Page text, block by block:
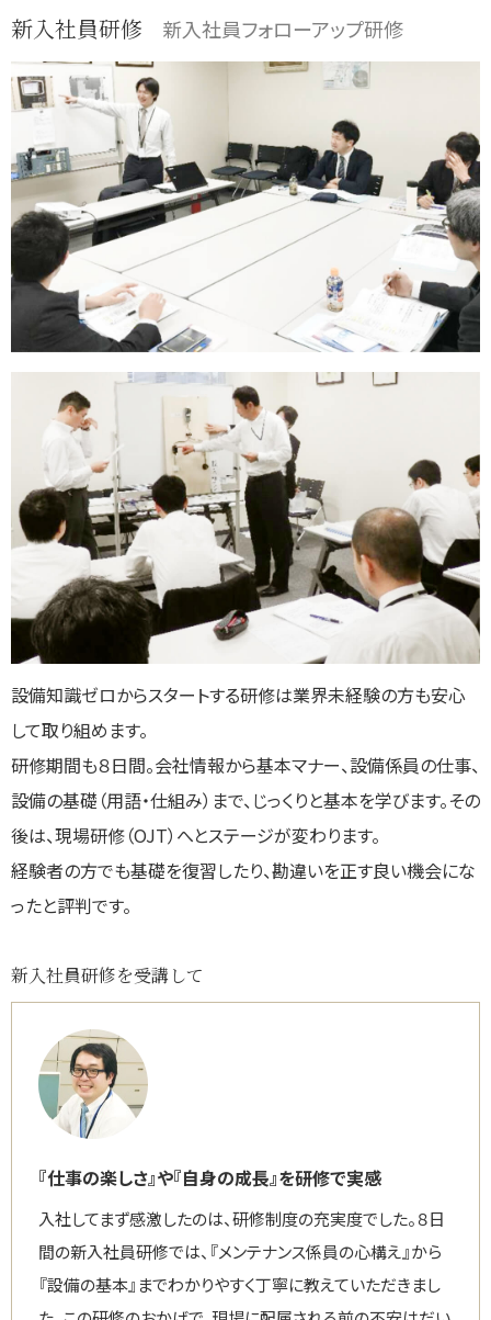
新入社員研修 新入社員フォローアップ研修
設備知識ゼロからスタートする研修は業界未経験の方も安心
して取り組めます。
研修期間も８日間。会社情報から基本マナー、設備係員の仕事、
設備の基礎（用語・仕組み）まで、じっくりと基本を学びます。その
後は、現場研修（OJT）へとステージが変わります。
経験者の方でも基礎を復習したり、勘違いを正す良い機会にな
ったと評判です。
新入社員研修を受講して
『仕事の楽しさ』や『自身の成長』を研修で実感
入社してまず感激したのは、研修制度の充実度でした。８日
間の新入社員研修では、『メンテナンス係員の心構え』から
『設備の基本』までわかりやすく丁寧に教えていただきまし